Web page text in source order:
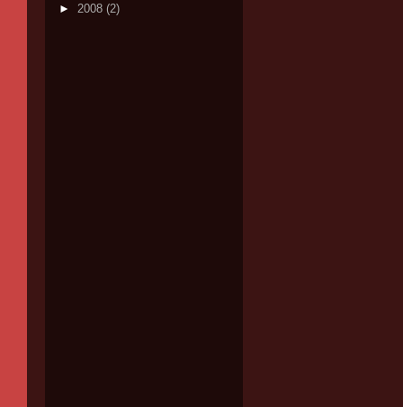
► 2008 (2)